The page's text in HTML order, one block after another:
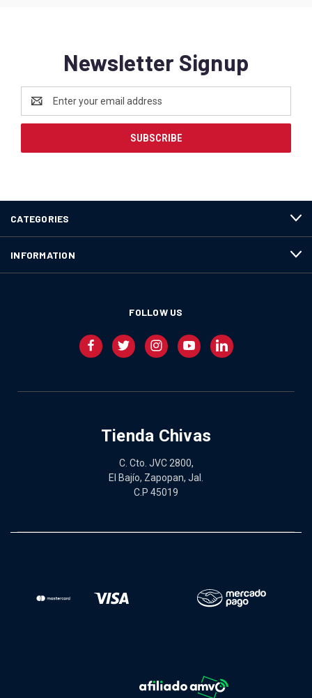
Newsletter Signup
Address
CATEGORIES
INFORMATION
FOLLOW US
Tienda Chivas
C. Cto. JVC 2800,
El Bajío, Zapopan, Jal.
C.P 45019